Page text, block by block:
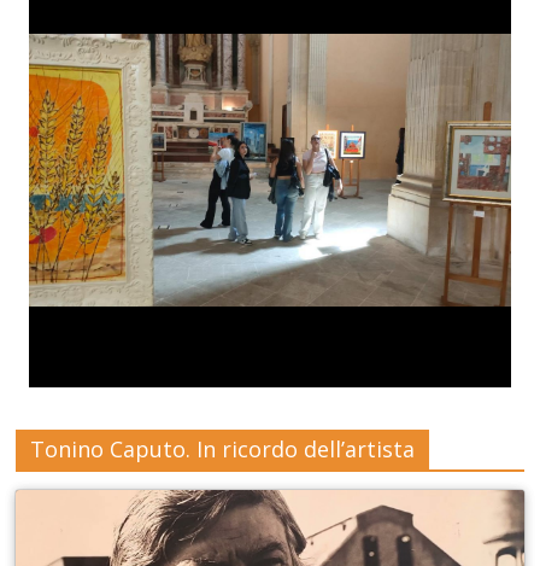
Tonino Caputo. In ricordo dell’artista